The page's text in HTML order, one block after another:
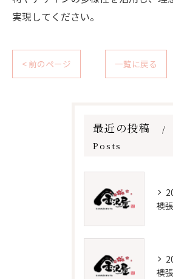
実現してください。
< 前のページ 一覧に戻る
最近の投稿
Posts